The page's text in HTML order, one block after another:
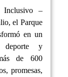
–
el Parque
en un
deporte y
de 600
promesas,